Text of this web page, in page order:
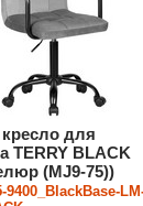
для
TERRY BLACK
(MJ9-75))
9400_BlackBase-